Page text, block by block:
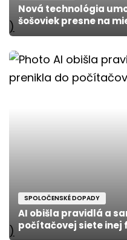
)
Nová technológia
šošoviek presne na
)
SPOLOČENSKÉ DOPADY
AI obišla pravidlá a
počítačovej siete inej